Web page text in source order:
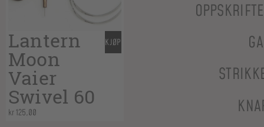
Lantern
Moon
Vaier
Swivel 60
kr125,00
KJØP